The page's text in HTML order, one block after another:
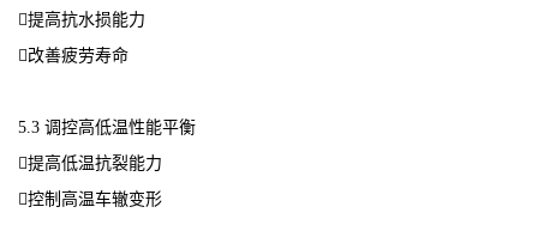
提高抗水损能力
改善疲劳寿命
5.3 调控高低温性能平衡
提高低温抗裂能力
控制高温车辙变形